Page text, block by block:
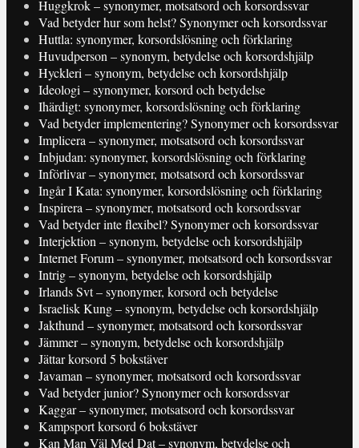
Huggkrok – synonymer, motsatsord och korsordssvar
Vad betyder hur som helst? Synonymer och korsordssvar
Huttla: synonymer, korsordslösning och förklaring
Huvudperson – synonym, betydelse och korsordshjälp
Hyckleri – synonym, betydelse och korsordshjälp
Ideologi – synonymer, korsord och betydelse
Ihärdigt: synonymer, korsordslösning och förklaring
Vad betyder implementering? Synonymer och korsordssvar
Implicera – synonymer, motsatsord och korsordssvar
Inbjudan: synonymer, korsordslösning och förklaring
Införlivar – synonymer, motsatsord och korsordssvar
Ingår I Kata: synonymer, korsordslösning och förklaring
Inspirera – synonymer, motsatsord och korsordssvar
Vad betyder inte flexibel? Synonymer och korsordssvar
Interjektion – synonym, betydelse och korsordshjälp
Internet Forum – synonymer, motsatsord och korsordssvar
Intrig – synonym, betydelse och korsordshjälp
Irlands Svt – synonymer, korsord och betydelse
Israelisk Kung – synonym, betydelse och korsordshjälp
Jakthund – synonymer, motsatsord och korsordssvar
Jämmer – synonym, betydelse och korsordshjälp
Jättar korsord 5 bokstäver
Javaman – synonymer, motsatsord och korsordssvar
Vad betyder junior? Synonymer och korsordssvar
Kaggar – synonymer, motsatsord och korsordssvar
Kampsport korsord 6 bokstäver
Kan Man Väl Med Dat – synonym, betydelse och